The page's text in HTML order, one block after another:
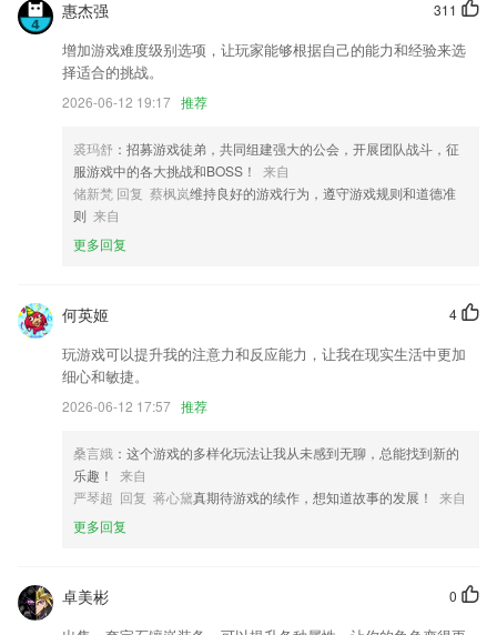
福利中心上线啦，签到分享赚话费；
更新了版本定价
神秘活动即将开启,更多好礼等你来拿!
个人所得税工资社保公积金计算
联系我们
以上就是顺丰顺手拍下载安装的介绍，如果您喜欢这款软件，您可以到应
用商店进行打分评论，说出您的使用经历，以帮助我们更好的对产品进行
311
惠杰强
增加游戏难度级别选项，让玩家能够根据自己的能力和经验来选
择适合的挑战。
2026-06-12 19:17 推荐
裘玛舒 ：招募游戏徒弟，共同组建强大的公会，开展团队战斗，征
服游戏中的各大挑战和BOSS！
来自
储新梵 回复 蔡枫岚维持良好的游戏行为，遵守游戏规则和道德准
则 来自
更多回复
4
何英姬
玩游戏可以提升我的注意力和反应能力，让我在现实生活中更加
细心和敏捷。
2026-06-12 17:57 推荐
桑言娥 ：这个游戏的多样化玩法让我从未感到无聊，总能找到新的
乐趣！
来自
严琴超 回复 蒋心黛真期待游戏的续作，想知道故事的发展！
来自
更多回复
0
卓美彬